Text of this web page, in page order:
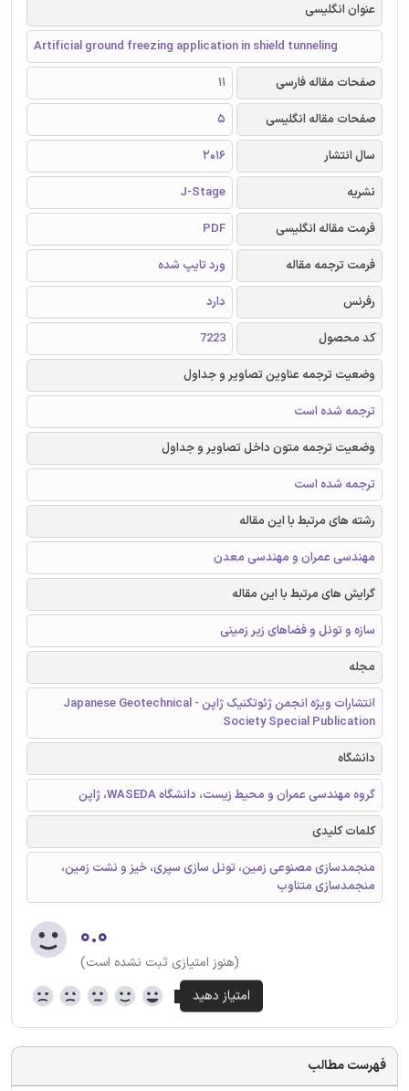
عنوان انگلیسی
Artificial ground freezing application in shield tunneling
صفحات مقاله فارسی
11
صفحات مقاله انگلیسی
5
سال انتشار
2016
نشریه
J-Stage
فرمت مقاله انگلیسی
PDF
فرمت ترجمه مقاله
ورد تایپ شده
رفرنس
دارد
کد محصول
7223
وضعیت ترجمه عناوین تصاویر و جداول
ترجمه شده است
وضعیت ترجمه متون داخل تصاویر و جداول
ترجمه شده است
رشته های مرتبط با این مقاله
مهندسی عمران و مهندسی معدن
گرایش های مرتبط با این مقاله
سازه و تونل و فضاهای زیر زمینی
مجله
انتشارات ویژه انجمن ژئوتکنیک ژاپن - Japanese Geotechnical
Society Special Publication
دانشگاه
گروه مهندسی عمران و محیط زیست، دانشگاه WASEDA، ژاپن
کلمات کلیدی
منجمدسازی مصنوعی زمین، تونل سازی سپری، خیز و نشت زمین،
منجمدسازی متناوب
۰.۰
(هنوز امتیازی ثبت نشده است)
فهرست مطالب